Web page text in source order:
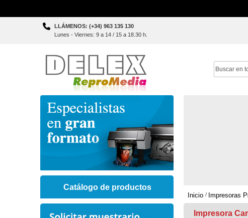
Skip
LLÁMENOS: (+34) 963 135 130
Lunes - Viernes: 9 a 14 / 15 a 18.30 h.
Search
Inicio Impresoras
Impresora
Catálogo de productos